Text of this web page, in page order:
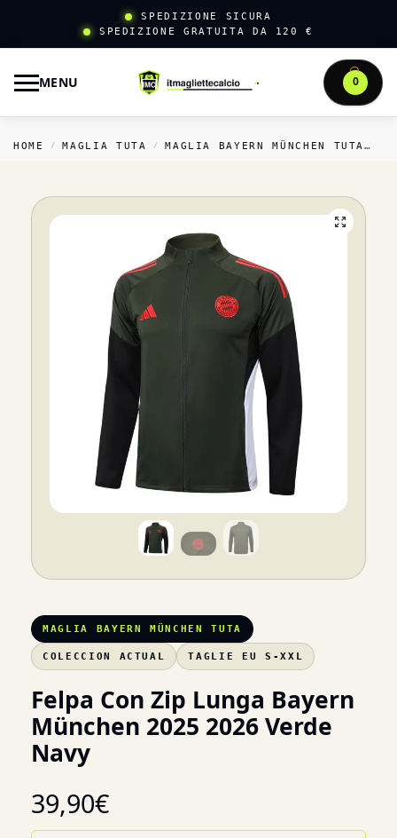
SPEDIZIONE SICURA
SPEDIZIONE GRATUITA DA 120 €
MENU 0
HOME / MAGLIA TUTA / MAGLIA BAYERN MÜNCHEN TUTA
MAGLIA BAYERN MÜNCHEN TUTA
COLECCION ACTUAL TAGLIE EU S-XXL
Felpa Con Zip Lunga Bayern
München 2025 2026 Verde
Navy
39,90€